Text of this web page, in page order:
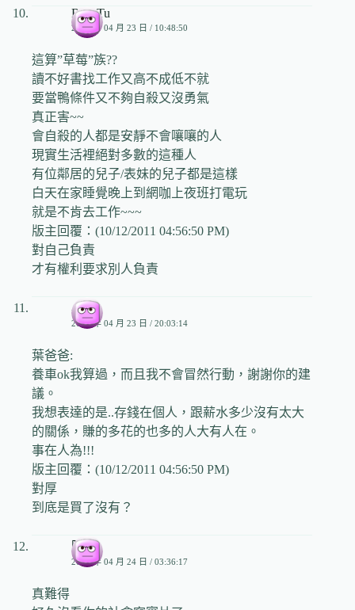
RosaTu
2009 年 04 月 23 日 / 10:48:50
這算”草莓”族??
讀不好書找工作又高不成低不就
要當鴨條件又不夠自殺又沒勇氣
真正害~~
會自殺的人都是安靜不會嚷嚷的人
現實生活裡絕對多數的這種人
有位鄰居的兒子/表妹的兒子都是這樣
白天在家睡覺晚上到網咖上夜班打電玩
就是不肯去工作~~~
版主回覆：(10/12/2011 04:56:50 PM)
對自己負責
才有權利要求別人負責
小兒
2009 年 04 月 23 日 / 20:03:14
葉爸爸:
養車ok我算過，而且我不會冒然行動，謝謝你的建
議。
我想表達的是..存錢在個人，跟薪水多少沒有太大
的關係，賺的多花的也多的人大有人在。
事在人為!!!
版主回覆：(10/12/2011 04:56:50 PM)
對厚
到底是買了沒有？
阿飛
2009 年 04 月 24 日 / 03:36:17
真難得